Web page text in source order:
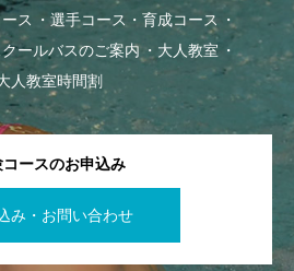
ス
選手コース・育成コース
ールバスのご案内
大人教室
人教室時間割
コースのお申込み
み・お問い合わせ